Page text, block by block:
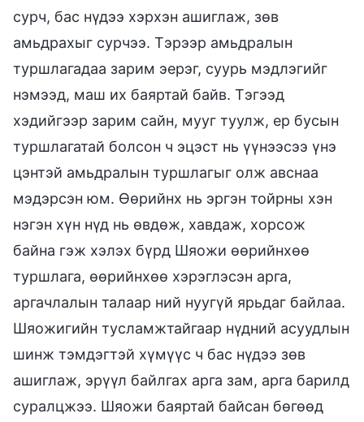
сурч, бас нүдээ хэрхэн ашиглаж, зөв
амьдрахыг сурчээ. Тэрээр амьдралын
туршлагадаа зарим эерэг, суурь мэдлэгийг
нэмээд, маш их баяртай байв. Тэгээд
хэдийгээр зарим сайн, мууг туулж, ер бусын
туршлагатай болсон ч эцэст нь үүнээсээ үнэ
цэнтэй амьдралын туршлагыг олж авснаа
мэдэрсэн юм. Өөрийнх нь эргэн тойрны хэн
нэгэн хүн нүд нь өвдөж, хавдаж, хорсож
байна гэж хэлэх бүрд Шяожи өөрийнхөө
туршлага, өөрийнхөө хэрэглэсэн арга,
аргачлалын талаар ний нуугүй ярьдаг байлаа.
Шяожигийн тусламжтайгаар нүдний асуудлын
шинж тэмдэгтэй хүмүүс ч бас нүдээ зөв
ашиглаж, эрүүл байлгах арга зам, арга барилд
суралцжээ. Шяожи баяртай байсан бөгөөд